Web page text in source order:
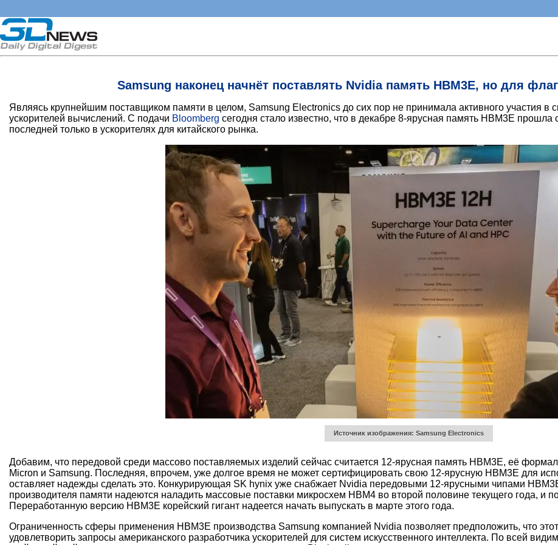
Samsung наконец начнёт поставлять Nvidia память HBM3E, но для
Являясь крупнейшим поставщиком памяти в целом, Samsung Electronics до сих пор не принимала активного участия
ускорителей вычислений. С подачи Bloomberg сегодня стало известно, что в декабре 8-ярусная память HBM3E
последней только в ускорителях для китайского рынка.
Источник изображения: Samsung Electronics
Добавим, что передовой среди массово поставляемых изделий сейчас считается 12-ярусная память HBM3E, её
Micron и Samsung. Последняя, впрочем, уже долгое время не может сертифицировать свою 12-ярусную HBM3E для
оставляет надежды сделать это. Конкурирующая SK hynix уже снабжает Nvidia передовыми 12-ярусными чипами
производителя памяти надеются наладить массовые поставки микросхем HBM4 во второй половине текущего года, и
Переработанную версию HBM3E корейский гигант надеется начать выпускать в марте этого года.
Ограниченность сферы применения HBM3E производства Samsung компанией Nvidia позволяет предположить, что
удовлетворить запросы американского разработчика ускорителей для систем искусственного интеллекта. По всей